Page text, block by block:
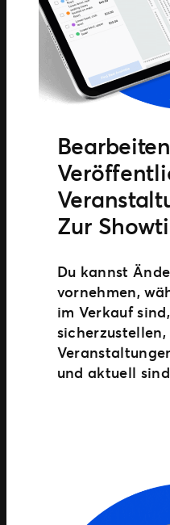
Zur
Du kannst
vornehmen,
im Verkauf
und aktuell